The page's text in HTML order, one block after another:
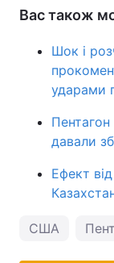
Вас також
Шок і
ударами
Пентагон
давали
Ефект
США